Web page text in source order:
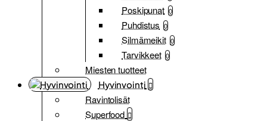
Poskipunat 0
Puhdistus 0
Silmämeikit 0
Tarvikkeet 0
Miesten tuotteet
Hyvinvointi
Ravintolisät
Superfood